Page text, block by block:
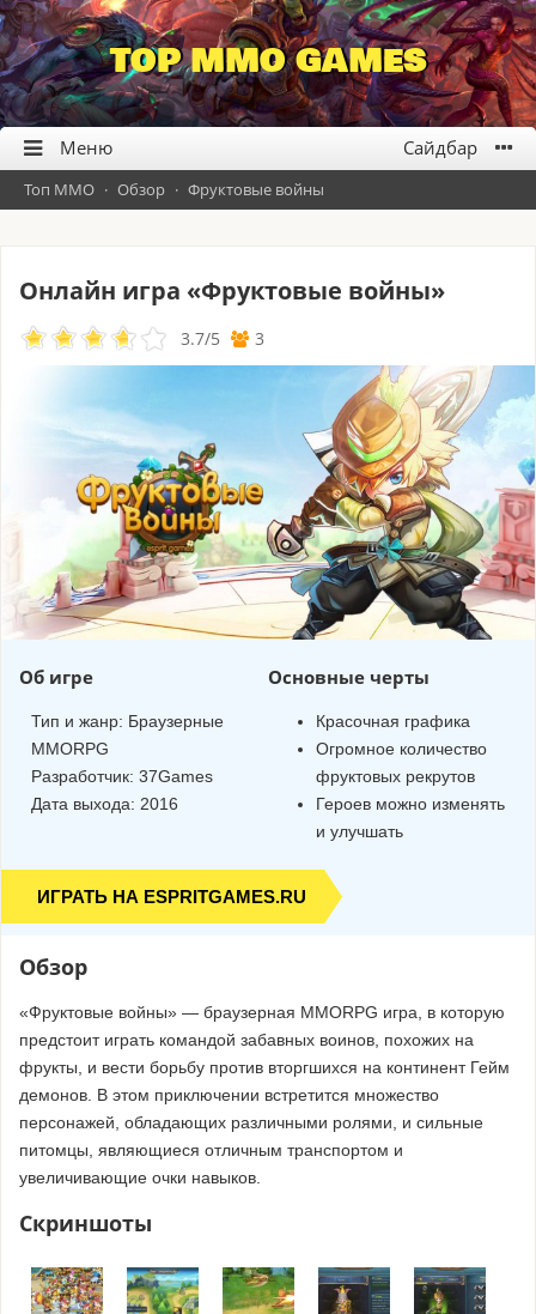
TOP MMO GAMES
Топ ММО · Обзор · Фруктовые войны
Онлайн игра «Фруктовые войны»
3.7/5 3
Об игре
Тип и жанр: Браузерные
MMORPG
Разработчик: 37Games
Дата выхода: 2016
Основные черты
Красочная графика
Огромное количество
фруктовых рекрутов
Героев можно изменять
и улучшать
ИГРАТЬ НА ESPRITGAMES.RU
Обзор
«Фруктовые войны» — браузерная MMORPG игра, в которую
предстоит играть командой забавных воинов, похожих на
фрукты, и вести борьбу против вторгшихся на континент Гейм
демонов. В этом приключении встретится множество
персонажей, обладающих различными ролями, и сильные
питомцы, являющиеся отличным транспортом и
увеличивающие очки навыков.
Скриншоты